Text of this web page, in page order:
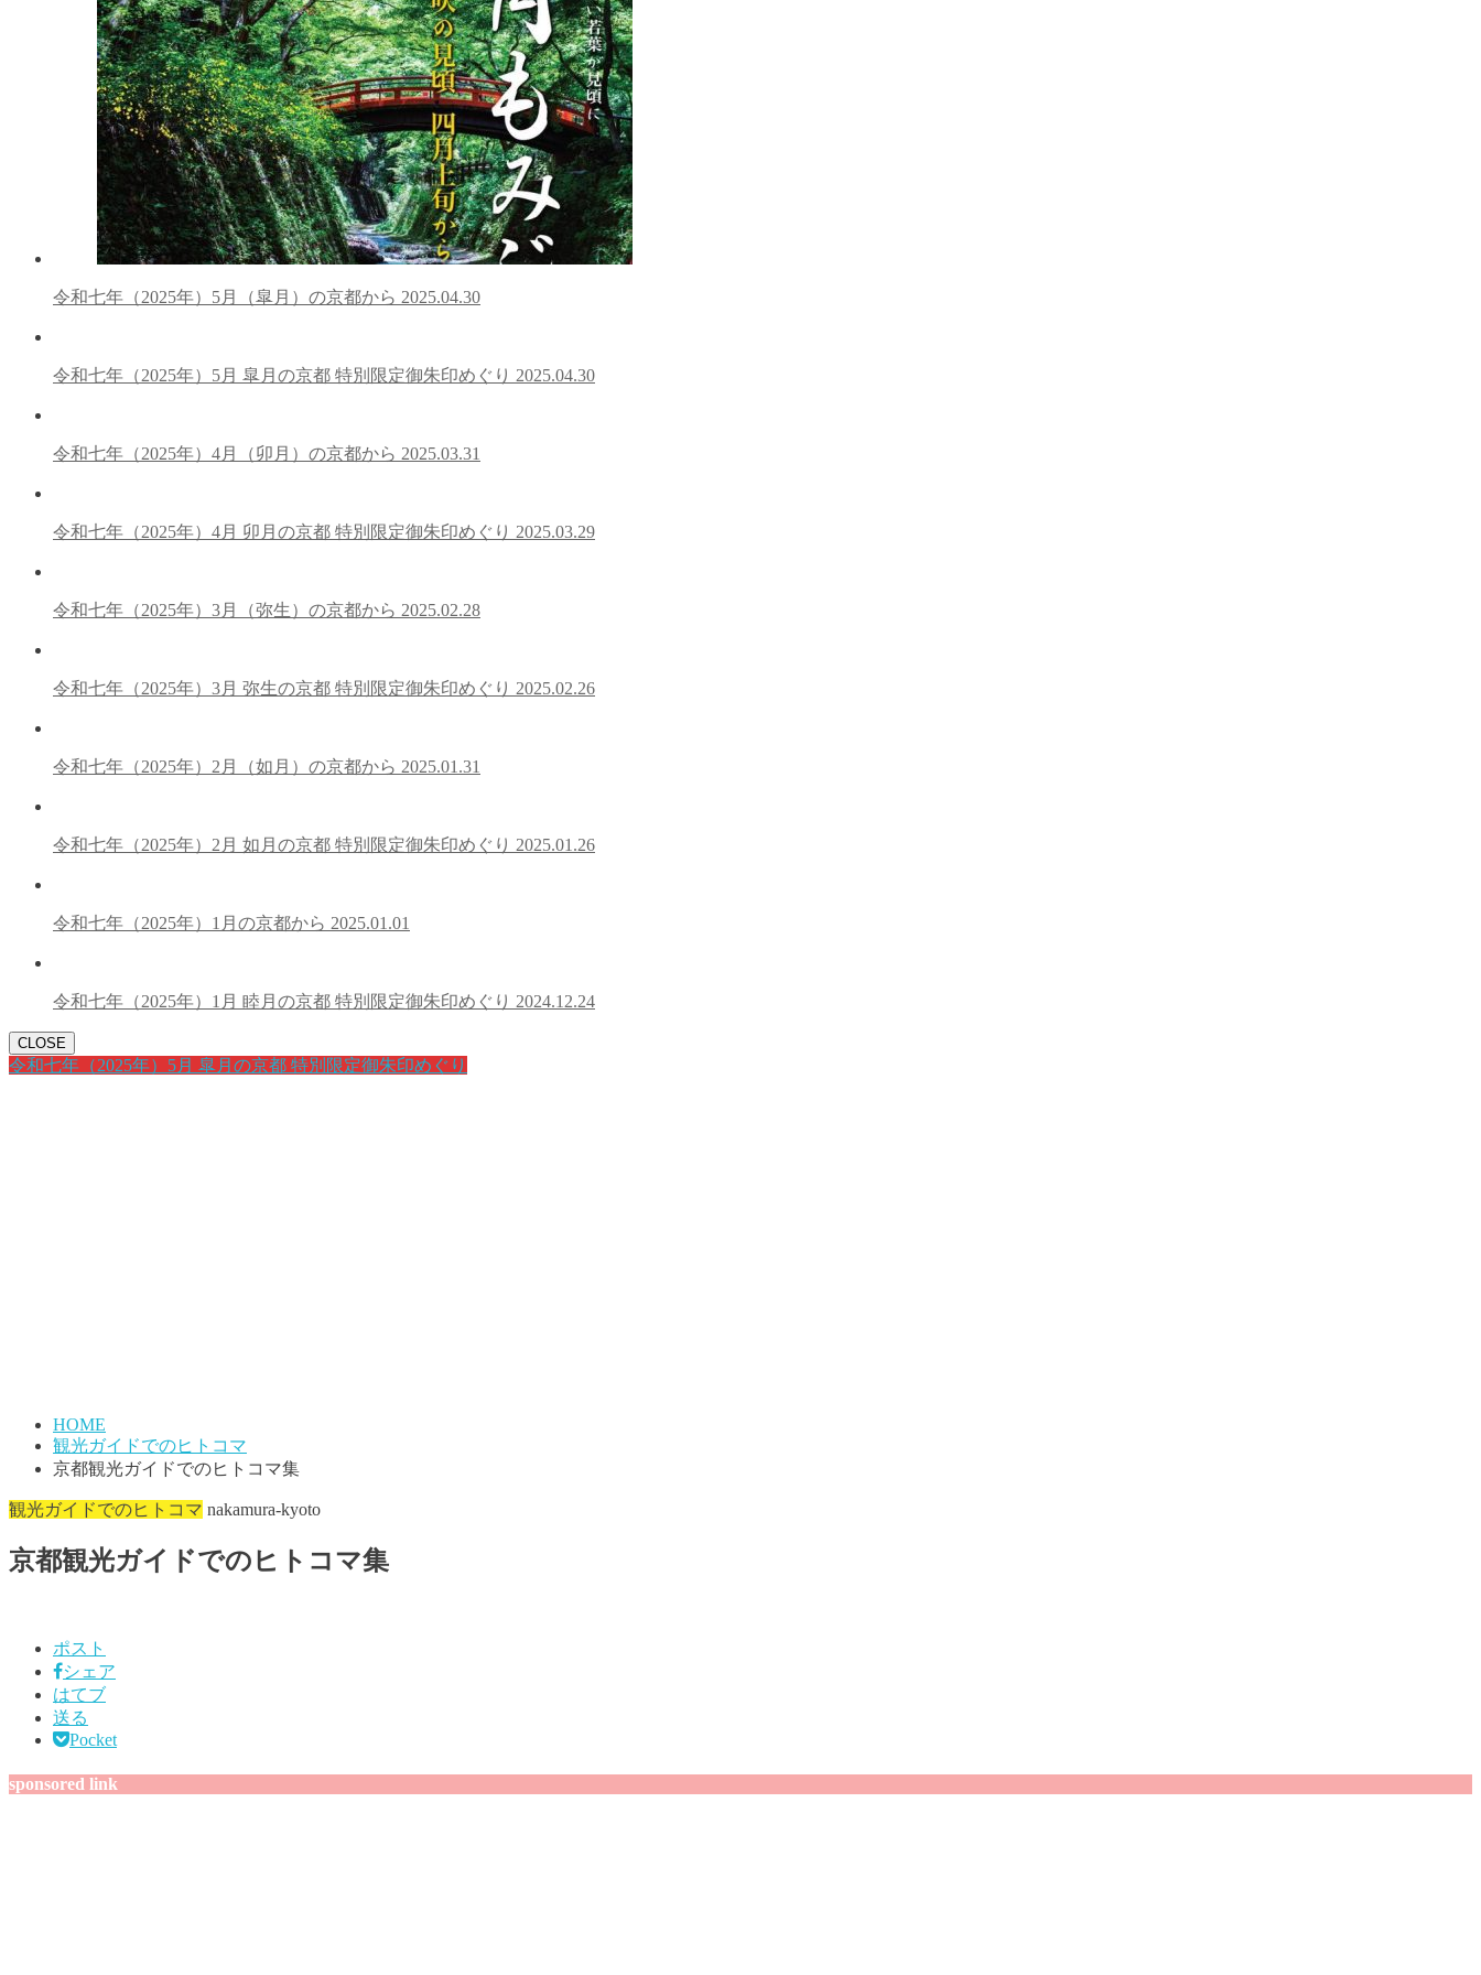
令和七年（2025年）5月（皐月）の京都から 2025.04.30
令和七年（2025年）5月 皐月の京都 特別限定御朱印めぐり 2025.04.30
令和七年（2025年）4月（卯月）の京都から 2025.03.31
令和七年（2025年）4月 卯月の京都 特別限定御朱印めぐり 2025.03.29
令和七年（2025年）3月（弥生）の京都から 2025.02.28
令和七年（2025年）3月 弥生の京都 特別限定御朱印めぐり 2025.02.26
令和七年（2025年）2月（如月）の京都から 2025.01.31
令和七年（2025年）2月 如月の京都 特別限定御朱印めぐり 2025.01.26
令和七年（2025年）1月の京都から 2025.01.01
令和七年（2025年）1月 睦月の京都 特別限定御朱印めぐり 2024.12.24
CLOSE
令和七年（2025年）5月 皐月の京都 特別限定御朱印めぐり
HOME
観光ガイドでのヒトコマ
京都観光ガイドでのヒトコマ集
観光ガイドでのヒトコマ nakamura-kyoto
京都観光ガイドでのヒトコマ集
ポスト
シェア
はてブ
送る
Pocket
sponsored link